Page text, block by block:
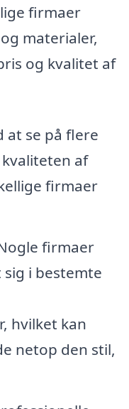
firmaer
materialer,
og kvalitet af
at se på flere
af
firmaer
firmaer
sig i bestemte
hvilket kan
netop den stil,